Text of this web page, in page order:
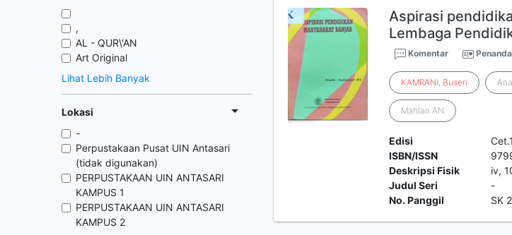
,
AL - QUR\'AN
Art Original
Lihat Lebih Banyak
Lokasi
-
Perpustakaan Pusat UIN Antasari
(tidak digunakan)
PERPUSTAKAAN UIN ANTASARI
KAMPUS 1
PERPUSTAKAAN UIN ANTASARI
KAMPUS 2
Aspirasi
Lembaga
Komentar Penanda
KAMRANI, Buseri
Mahlan AN
Edisi
Cet.1
ISBN/ISSN
Deskripsi Fisik
iv,
Judul Seri
-
No. Panggil
SK